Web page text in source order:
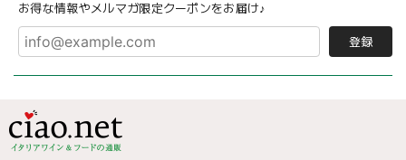
お得な情報やメルマガ限定クーポンをお届け♪
登録